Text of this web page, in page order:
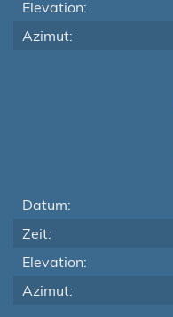
Elevation:
Azimut:
Datum:
Zeit:
Elevation:
Azimut: